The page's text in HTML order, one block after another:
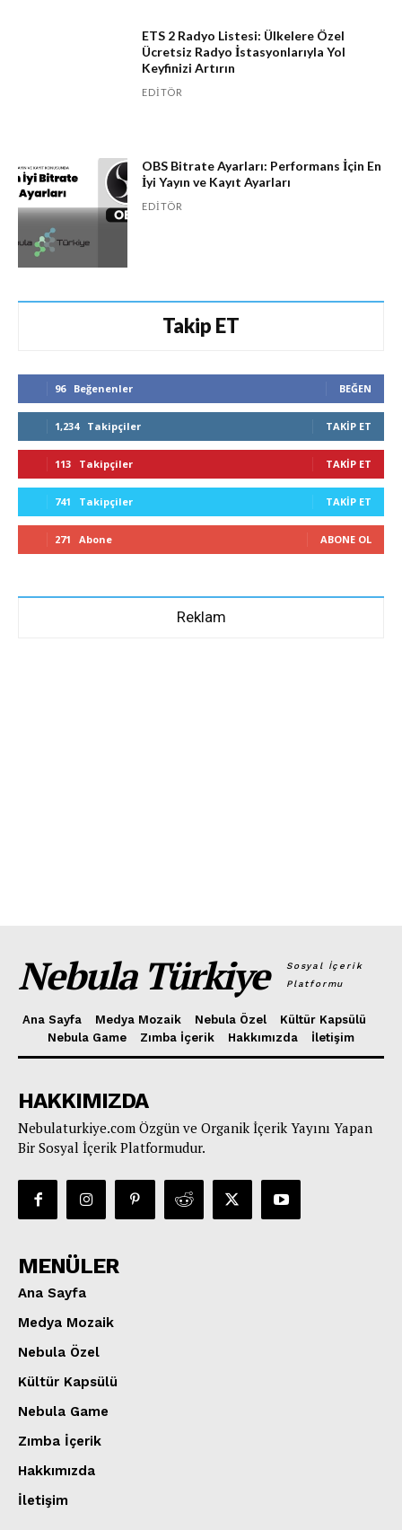
ETS 2 Radyo Listesi: Ülkelere Özel
Ücretsiz Radyo İstasyonlarıyla Yol
Keyfinizi Artırın
EDITÖR
OBS Bitrate Ayarları: Performans İçin En
İyi Yayın ve Kayıt Ayarları
EDITÖR
Takip ET
96 Beğenenler BEĞEN
1,234 Takipçiler TAKIP ET
113 Takipçiler TAKIP ET
741 Takipçiler TAKIP ET
271 Abone ABONE OL
Reklam
Nebula Türkiye
Sosyal İçerik
Platformu
Ana Sayfa Medya Mozaik Nebula Özel
Kültür Kapsülü
Nebula Game
Zımba İçerik Hakkımızda İletişim
HAKKIMIZDA
Nebulaturkiye.com Özgün ve Organik İçerik Yayını Yapan
Bir Sosyal İçerik Platformudur.
MENÜLER
Ana Sayfa
Medya Mozaik
Nebula Özel
Kültür Kapsülü
Nebula Game
Zımba İçerik
Hakkımızda
İletişim